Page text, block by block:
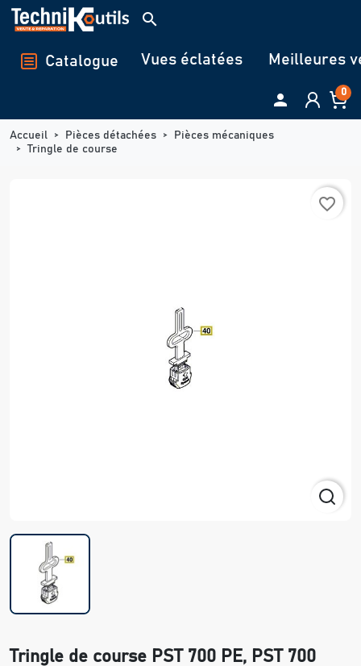
Panneau de gestion des cookies
search
Catalogue Vues éclatées Meilleures
 0
Accueil Pièces détachées
Pièces mécaniques
Tringle de course
favorite_border
Tringle de course PST 700 PE, PST 700